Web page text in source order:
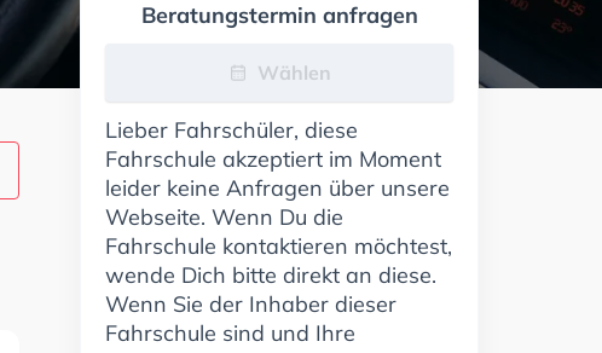
Beratungstermin anfragen
Wählen
Lieber Fahrschüler, diese
Fahrschule akzeptiert im Moment
leider keine Anfragen über unsere
Webseite. Wenn Du die
Fahrschule kontaktieren möchtest,
wende Dich bitte direkt an diese.
Wenn Sie der Inhaber dieser
Fahrschule sind und Ihre